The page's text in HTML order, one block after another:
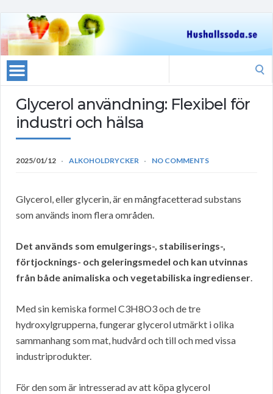
Glycerol användning: Flexibel för
industri och hälsa
2025/01/12 ALKOHOLDRYCKER NO COMMENTS
Glycerol, eller glycerin, är en mångfacetterad substans
som används inom flera områden.
Det används som emulgerings-, stabiliserings-,
förtjocknings- och geleringsmedel och kan utvinnas
från både animaliska och vegetabiliska ingredienser.
Med sin kemiska formel C3H8O3 och de tre
hydroxylgrupperna, fungerar glycerol utmärkt i olika
sammanhang som mat, hudvård och till och med vissa
industriprodukter.
För den som är intresserad av att köpa glycerol